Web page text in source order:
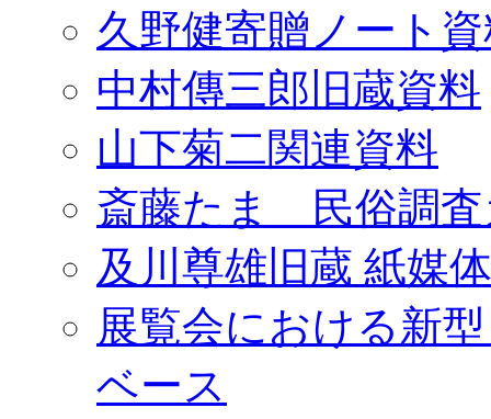
久野健寄贈ノート
中村傳三郎旧蔵資料
山下菊二関連資料
斎藤たま 民俗調査
及川尊雄旧蔵 紙媒
展覧会における新
ベース